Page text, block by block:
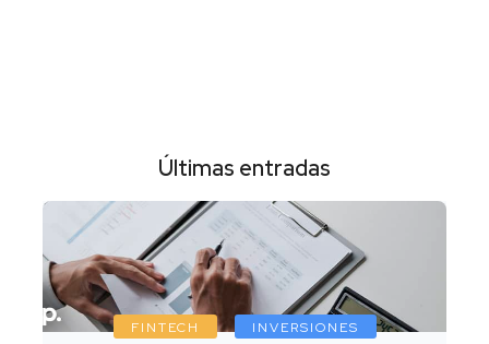
Últimas entradas
FINTECH INVERSIONES